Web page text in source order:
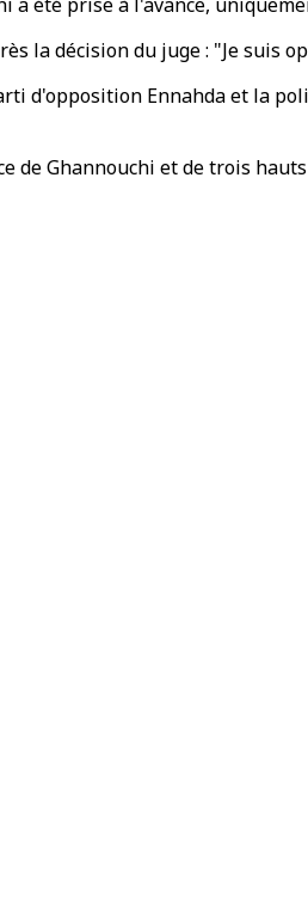
la décision du juge : "Je suis
d'opposition Ennahda et la
Ghannouchi et de trois